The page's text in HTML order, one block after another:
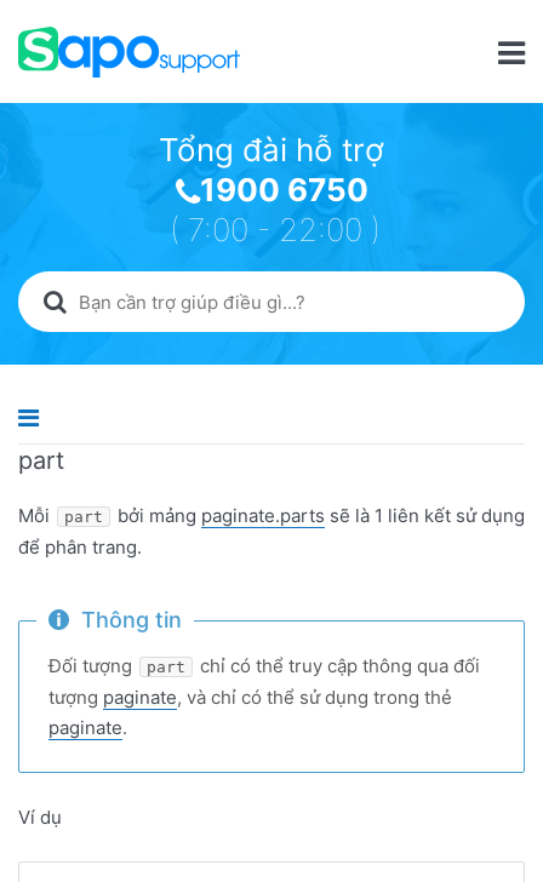
Tổng đài hỗ trợ
1900 6750
( 7:00 - 22:00 )
part
Mỗi part bởi mảng paginate.parts sẽ là 1 liên kết sử dụng
để phân trang.
Thông tin
Đối tượng part
chỉ có thể truy cập thông qua đối
tượng paginate, và chỉ có thể sử dụng trong thẻ
paginate.
Ví dụ